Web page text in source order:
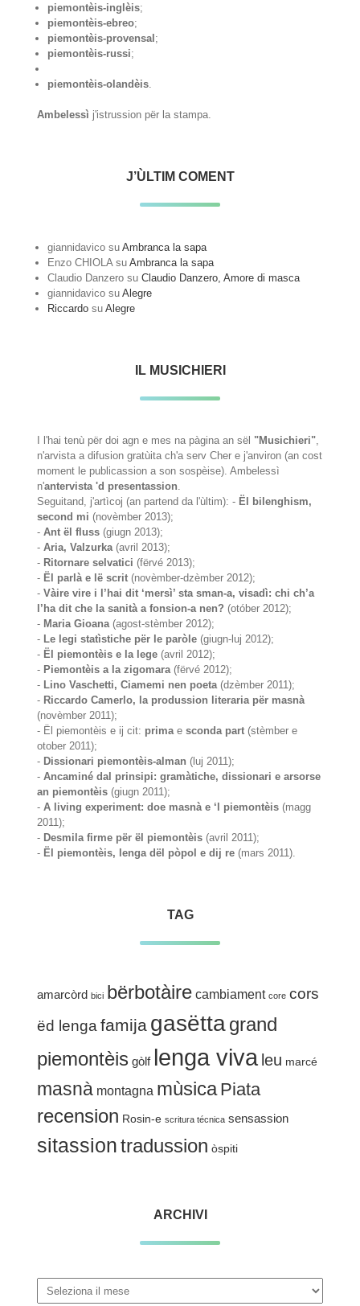
piemontèis-inglèis;
piemontèis-ebreo;
piemontèis-provensal ;
piemontèis-russi;
piemontèis-olandèis
Ambelessì j'istrussion për la stampa.
J’ÙLTIM COMENT
giannidavico suAmbranca la sapa
Enzo CHIOLA suAmbranca la sapa
Claudio Danzero suClaudio Danzero, Amore di masca
giannidavico suAlegre
Riccardo suAlegre
IL MUSICHIERI
I l'hai tenù për doi agn e mes na pàgina an sël "Musichieri",
n'arvista a difusion gratùita ch'a serv Cher e j'anviron (an cost
moment le publicassion a son sospèise). Ambelessì
n'antervista 'd presentassion.
Seguitand, j'artìcoj (an partend da l'ùltim): - Ël bilenghism,
second mi (novèmber 2013);
-Ant ël fluss (giugn 2013);
-Aria, Valzurka(avril 2013);
- Ritornare selvatici (fërvé 2013);
- Ël parlà e lë scrit (novèmber-dzèmber 2012);
-Vàire vire i l’hai dit ‘mersì’ sta sman-a, visadì: chi ch’a
l’ha dit che la sanità a fonsion-a nen? (otóber 2012);
- Maria Gioana(agost-stèmber 2012);
- Le legi statìstiche për le paròle (giugn-luj 2012);
- Ël piemontèis e la lege (avril 2012);
- Piemontèis a la zigomara(fërvé 2012);
- Lino Vaschetti, Ciamemi nen poeta(dzèmber 2011);
- Riccardo Camerlo, la produssion literaria për masnà
(novèmber 2011);
- Ël piemontèis e ij cit: primaesconda part (stèmber e
otober 2011);
- Dissionari piemontèis-alman (luj 2011);
-Ancaminé dal prinsipi: gramàtiche, dissionari e arsorse
an piemontèis (giugn 2011);
-A living experiment: doe masnà e ‘l piemontèis (magg
2011);
- Desmila firme për ël piemontèis (avril 2011);
- Ël piemontèis, lenga dël pòpol e dij re (mars 2011).
TAG
amarcòrd bici bërbotàire cambiament core cors
ëd lenga famija gasëttagrand
piemontèis gòlf lenga viva leu marcé
masnà montagna mùsicaPiata
recension Rosin-e scritura técnica sensassion
sitassion tradussion òspiti
ARCHIVI
Archivi